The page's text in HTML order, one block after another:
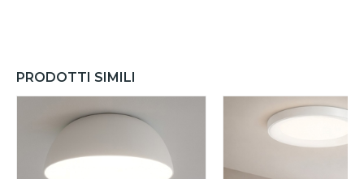
PRODOTTI SIMILI